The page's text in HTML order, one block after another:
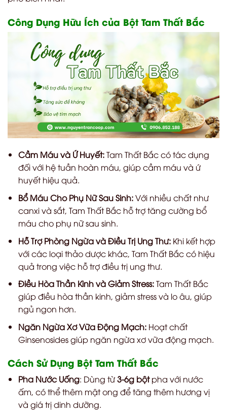
Công Dụng Hữu Ích của Bột Tam Thất Bắc
Cầm Máu và Ứ Huyết:Tam Thất Bắc có tác dụng
đối với hệ tuần hoàn máu, giúp cầm máu và ứ
huyết hiệu quả.
Bổ Máu Cho Phụ Nữ Sau Sinh:Với nhiều chất như
canxi và sắt, Tam Thất Bắc hỗ trợ tăng cường bổ
máu cho phụ nữ sau sinh.
Hỗ Trợ Phòng Ngừa và Điều Trị Ung Thư:Khi kết hợp
với các loại thảo dược khác, Tam Thất Bắc có hiệu
quả trong việc hỗ trợ điều trị ung thư.
Điều Hòa Thần Kinh và Giảm Stress:Tam Thất Bắc
giúp điều hòa thần kinh, giảm stress và lo âu, giúp
ngủ ngon hơn.
Ngăn Ngừa Xơ Vữa Động Mạch:Hoạt chất
Ginsenosides giúp ngăn ngừa xơ vữa động mạch.
Cách Sử Dụng Bột Tam Thất Bắc
Pha Nước Uống: Dùng từ3-6g bộtpha với nước
ấm, có thể thêm mật ong để tăng thêm hương vị
và giá trị dinh dưỡng.